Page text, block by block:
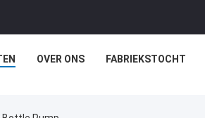
OVER ONS FABRIEKSTOCHT